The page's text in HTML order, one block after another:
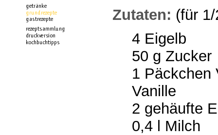
Zutaten: (für
4 Eigelb
50 g Zucker
1 Päckchen
Vanille
2 gehäufte
0,4 l Milch